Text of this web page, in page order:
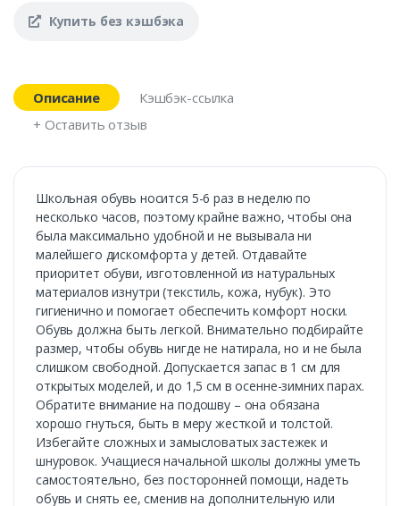
Купить без кэшбэка
Описание
Кэшбэк-ссылка
+ Оставить отзыв
Школьная обувь носится 5-6 раз в неделю по
несколько часов, поэтому крайне важно, чтобы она
была максимально удобной и не вызывала ни
малейшего дискомфорта у детей. Отдавайте
приоритет обуви, изготовленной из натуральных
материалов изнутри (текстиль, кожа, нубук). Это
гигиенично и помогает обеспечить комфорт носки.
Обувь должна быть легкой. Внимательно подбирайте
размер, чтобы обувь нигде не натирала, но и не была
слишком свободной. Допускается запас в 1 см для
открытых моделей, и до 1,5 см в осенне-зимних парах.
Обратите внимание на подошву – она обязана
хорошо гнуться, быть в меру жесткой и толстой.
Избегайте сложных и замысловатых застежек и
шнуровок. Учащиеся начальной школы должны уметь
самостоятельно, без посторонней помощи, надеть
обувь и снять ее, сменив на дополнительную или